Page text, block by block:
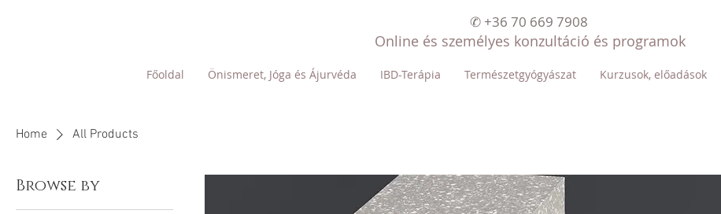
✆ +36 70 669 7908
Online és személyes konzultáció és programok
Főoldal Önismeret, Jóga és Ájurvéda IBD-Terápia Természetgyógyászat Kurzusok, előadások
Home All Products
Browse by